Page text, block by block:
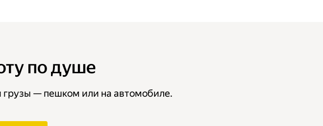
по душе
грузы — пешком или на автомобиле.